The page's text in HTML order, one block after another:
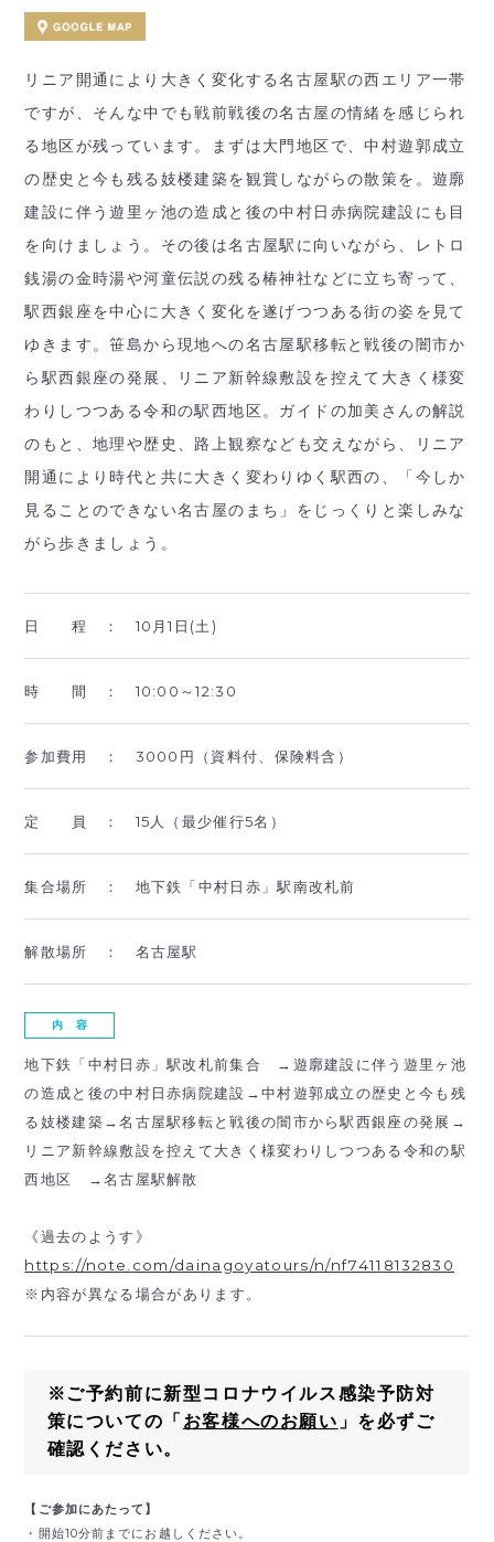
リニア開通により大きく変化する名古屋駅の西エリア一帯
ですが、そんな中でも戦前戦後の名古屋の情緒を感じられ
る地区が残っています。まずは大門地区で、中村遊郭成立
の歴史と今も残る妓楼建築を観賞しながらの散策を。遊廓
建設に伴う遊里ヶ池の造成と後の中村日赤病院建設にも目
を向けましょう。その後は名古屋駅に向いながら、レトロ
銭湯の金時湯や河童伝説の残る椿神社などに立ち寄って、
駅西銀座を中心に大きく変化を遂げつつある街の姿を見て
ゆきます。笹島から現地への名古屋駅移転と戦後の闇市か
ら駅西銀座の発展、リニア新幹線敷設を控えて大きく様変
わりしつつある令和の駅西地区。ガイドの加美さんの解説
のもと、地理や歴史、路上観察なども交えながら、リニア
開通により時代と共に大きく変わりゆく駅西の、「今しか
見ることのできない名古屋のまち」をじっくりと楽しみな
がら歩きましょう。
日 程 ： 10月1日(土)
時 間 ： 10:00～12:30
参加費用 ： 3000円（資料付、保険料含）
定 員 ： 15人（最少催行5名）
集合場所 ： 地下鉄「中村日赤」駅南改札前
解散場所 ： 名古屋駅
内 容
地下鉄「中村日赤」駅改札前集合 →遊廓建設に伴う遊里ヶ池
の造成と後の中村日赤病院建設→中村遊郭成立の歴史と今も残
る妓楼建築→名古屋駅移転と戦後の闇市から駅西銀座の発展→
リニア新幹線敷設を控えて大きく様変わりしつつある令和の駅
西地区 →名古屋駅解散
《過去のようす》
https://note.com/dainagoyatours/n/nf74118132830
※内容が異なる場合があります。
※ご予約前に新型コロナウイルス感染予防対
策についての「 お客様へのお願い 」を必ずご
確認ください。
【ご参加にあたって】
・開始10分前までにお越しください。